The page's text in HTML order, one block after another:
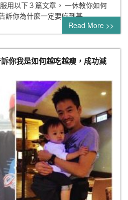
用以下３篇文章。 一休教你如何
訴你為什麼一定要吃到基…
Read More >>
訴你我是如何越吃越瘦，成功減